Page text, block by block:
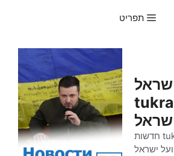
תפריט
tukrasotka.com חדשות
ישראל